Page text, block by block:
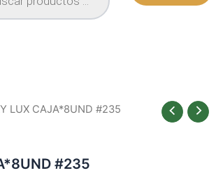
LUX CAJA*8UND #235
#235